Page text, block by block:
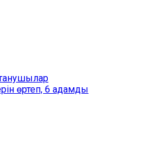
өртеп, 6 адамды